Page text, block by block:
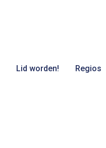
Lid worden! Regios